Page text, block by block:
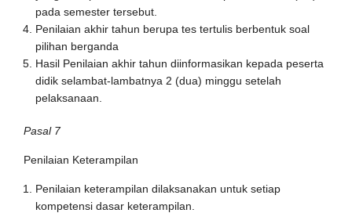
pada semester tersebut.
Penilaian akhir tahun berupa tes tertulis berbentuk soal
pilihan berganda
Hasil Penilaian akhir tahun diinformasikan kepada peserta
didik selambat-lambatnya 2 (dua) minggu setelah
pelaksanaan.
Pasal 7
Penilaian Keterampilan
Penilaian keterampilan dilaksanakan untuk setiap
kompetensi dasar keterampilan.